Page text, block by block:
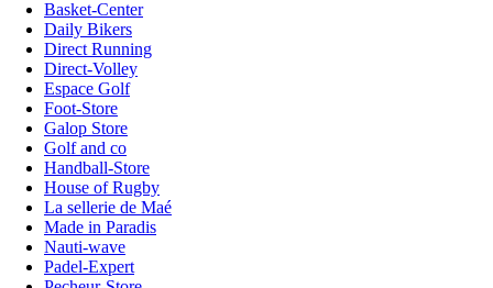
Basket-Center
Daily Bikers
Direct Running
Direct-Volley
Espace Golf
Foot-Store
Galop Store
Golf and co
Handball-Store
House of Rugby
La sellerie de Maé
Made in Paradis
Nauti-wave
Padel-Expert